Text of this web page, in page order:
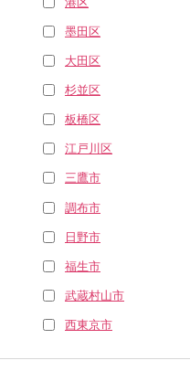
墨田区
大田区
杉並区
板橋区
江戸川区
三鷹市
調布市
日野市
福生市
武蔵村山市
西東京市